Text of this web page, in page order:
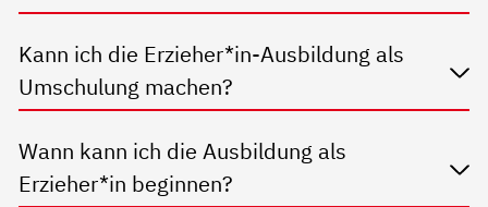
Kann ich die Erzieher*in-Ausbildung als
Umschulung machen?
Wann kann ich die Ausbildung als
Erzieher*in beginnen?